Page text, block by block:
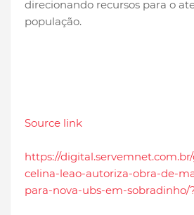
direcionando recursos para o
população.
Source link
https://
celina-leao-autoriza-obra-de-
para-nova-ubs-em-sobradinho/